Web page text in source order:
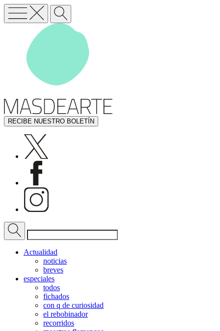
RECIBE NUESTRO BOLETÍN
Actualidad
noticias
breves
especiales
todos
fichados
con q de curiosidad
el rebobinador
recorridos